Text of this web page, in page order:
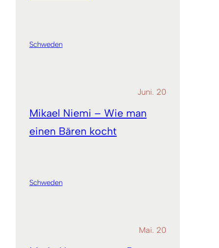
Schweden
Juni. 20
Mikael Niemi – Wie man
einen Bären kocht
Schweden
Mai. 20